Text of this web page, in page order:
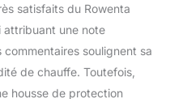
25 secondes
parfait pour les
de dernière
thermo-
peigne
satisfaits du Rowenta
attribuant une note
soulignent sa
de chauffe. Toutefois,
housse de protection